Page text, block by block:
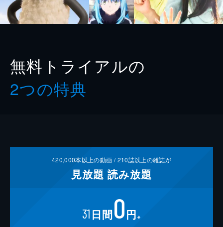
無料トライアルの
2つの特典
420,000本以上の動画 /210誌以上の雑誌が
見放題 読み放題
31 日間0円 ※